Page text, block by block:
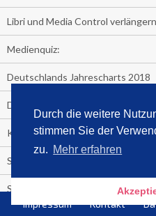
Durch die weitere
stimmen Sie der
zu. Mehr erfahren
Libri und Media Control
Medienquiz:
Deutschlands Jahrescharts 2018
Die TV-Quotenkönige 2018
KNV und Media Control
STRENG VERTRAULICH
Streaming verändert TV?
Impressum Kontakt